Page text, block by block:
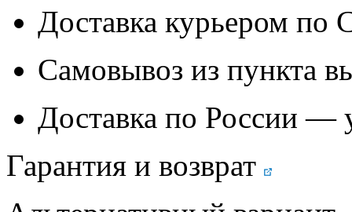
Доставка курьером
Самовывоз из пункта
Доставка по России —
Гарантия и возврат